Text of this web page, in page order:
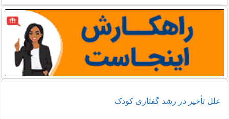
علل تأخیر در رشد گفتاری کودک